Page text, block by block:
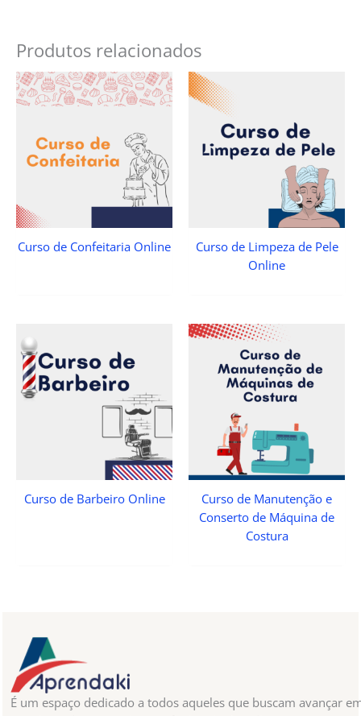
Produtos relacionados
Curso de Confeitaria Online
Curso de Limpeza de Pele
Online
Curso de Barbeiro Online
Curso de Manutenção e
Conserto de Máquina de
Costura
É um espaço dedicado a todos aqueles que buscam avançar